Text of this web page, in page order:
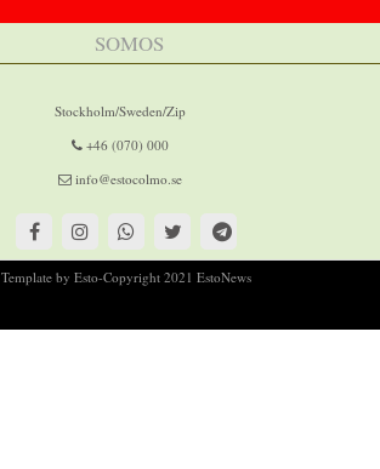
SOMOS
Stockholm/Sweden/Zip
+46 (070) 000
info@estocolmo.se
Template by Esto-Copyright 2021 EstoNews